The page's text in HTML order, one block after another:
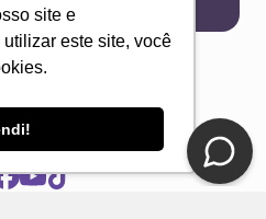
site e
este site, você